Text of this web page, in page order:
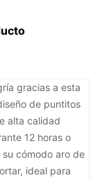
gracias a esta
de puntitos
alta calidad
12 horas o
cómodo aro de
ideal para